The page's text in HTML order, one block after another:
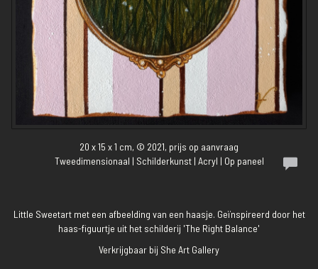
20 x 15 x 1 cm, © 2021, prijs op aanvraag
Tweedimensionaal | Schilderkunst | Acryl | Op paneel
Little Sweetart met een afbeelding van een haasje. Geïnspireerd door het
haas-figuurtje uit het schilderij 'The Right Balance'
Verkrijgbaar bij She Art Gallery